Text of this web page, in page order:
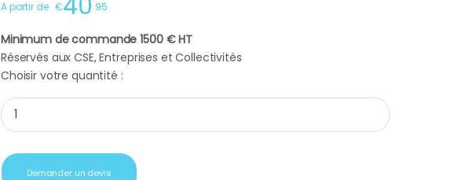
A partir de € .95
Minimum de commande 1500 € HT
Réservés aux CSE, Entreprises et Collectivités
Choisir votre quantité :
Cadeaux d'affaires Parure Ray Pastel Grey, stylo bille pad & stylo roller Cerruti 1881
Demander un devis